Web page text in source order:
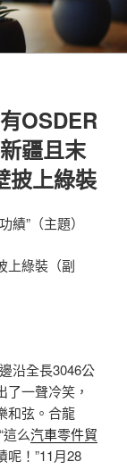
OSDER
疆且末
披上綠裝
”（主題）
綠裝（副
沿全長3046公
一聲冷笑，
和弦。合龍
么汽車零件貿
呢！”11月28